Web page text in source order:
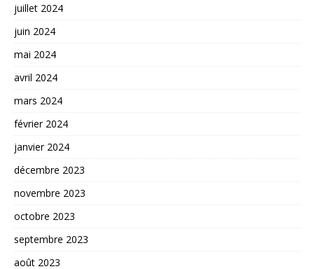
juillet 2024
juin 2024
mai 2024
avril 2024
mars 2024
février 2024
janvier 2024
décembre 2023
novembre 2023
octobre 2023
septembre 2023
août 2023